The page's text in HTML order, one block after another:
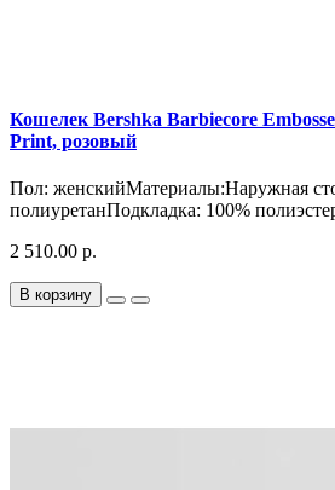
Кошелек Bershka Barbiecore
Print, розовый
Пол: женскийМатериалы:Наружная
полиуретанПодкладка: 100%
2 510.00 р.
В корзину